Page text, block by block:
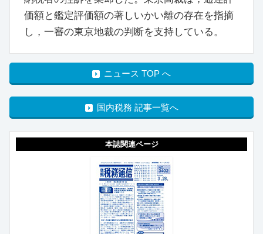
価額と鑑定評価額の著しいかい離の存在を指摘
し，一審の東京地裁の判断を支持している。
ニュース TOP へ
国内税務 記事一覧へ
本誌関連ページ